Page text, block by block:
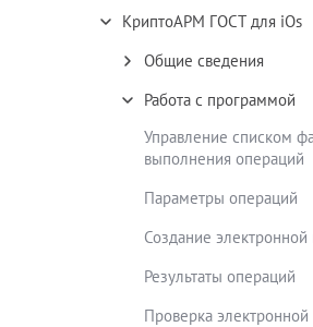
КриптоАРМ ГОСТ для iOs
Общие сведения
Работа с программой
Управление списком
выполнения операций
Параметры операций
Создание электронной
Результаты операций
Проверка